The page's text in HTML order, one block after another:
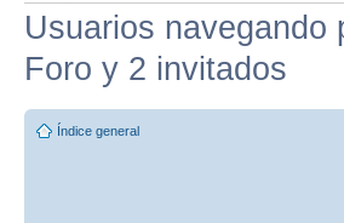
Usuarios
Foro y 2 invitados
Índice general